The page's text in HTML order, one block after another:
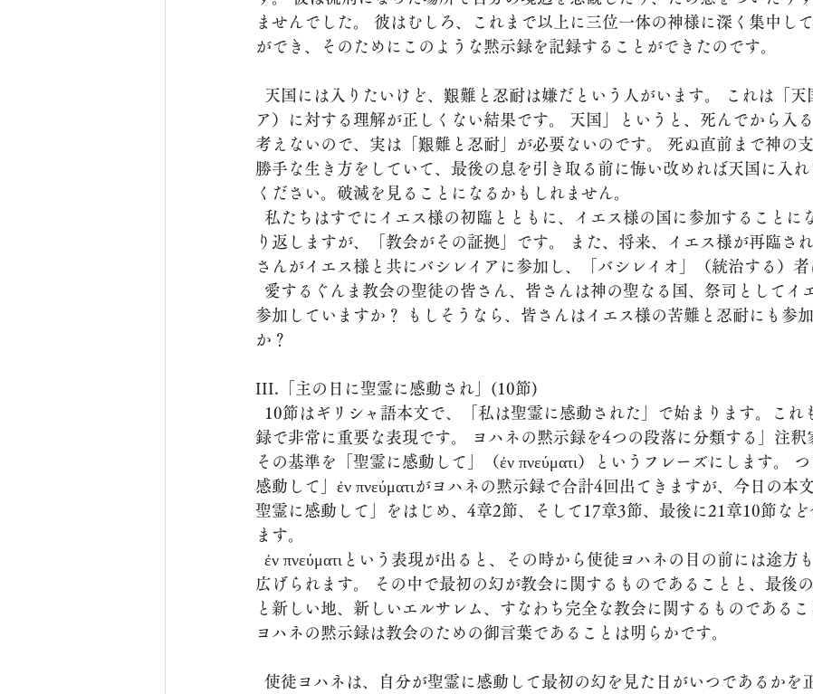
ませんでした。 彼はむしろ、これまで以上に三位一体の神様に深く集中し
ができ、そのためにこのような黙示録を記録することができたのです。
ア）に対する理解が正しくない結果です。 天国」というと、死んでから入
考えないので、実は「艱難と忍耐」が必要ないのです。 死ぬ直前まで神の
勝手な生き方をしていて、最後の息を引き取る前に悔い改めれば天国に入
ください。破滅を見ることになるかもしれません。
り返しますが、「教会がその証拠」です。 また、将来、イエス様が再臨さ
さんがイエス様と共にバシレイアに参加し、「バシレイオ」（統治する）者
参加していますか？ もしそうなら、皆さんはイエス様の苦難と忍耐にも参
か？
III.「主の日に聖霊に感動され」(10節)
録で非常に重要な表現です。 ヨハネの黙示録を4つの段落に分類する」注釈
その基準を「聖霊に感動して」（ἐν πνεύματι）というフレーズにします。
感動して」ἐν πνεύματιがヨハネの黙示録で合計4回出てきますが、今日の本
聖霊に感動して」をはじめ、4章2節、そして17章3節、最後に21章10節など
ます。
広げられます。 その中で最初の幻が教会に関するものであることと、最後
と新しい地、新しいエルサレム、すなわち完全な教会に関するものであるこ
ヨハネの黙示録は教会のための御言葉であることは明らかです。